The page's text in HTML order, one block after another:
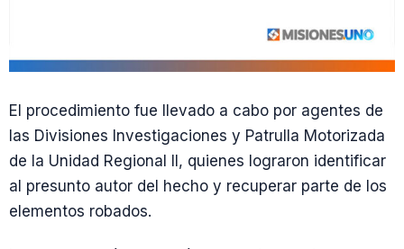
El procedimiento fue llevado a cabo por agentes de
las Divisiones Investigaciones y Patrulla Motorizada
de la Unidad Regional II, quienes lograron identificar
al presunto autor del hecho y recuperar parte de los
elementos robados.